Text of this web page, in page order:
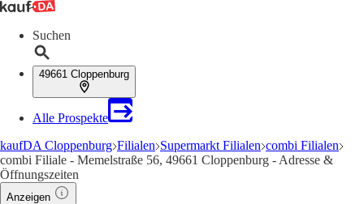
Suchen
49661 Cloppenburg
Alle Prospekte
kaufDA Cloppenburg Filialen Supermarkt Filialen combi Filialen
combi Filiale - Memelstraße 56, 49661 Cloppenburg - Adresse &
Öffnungszeiten
Anzeigen